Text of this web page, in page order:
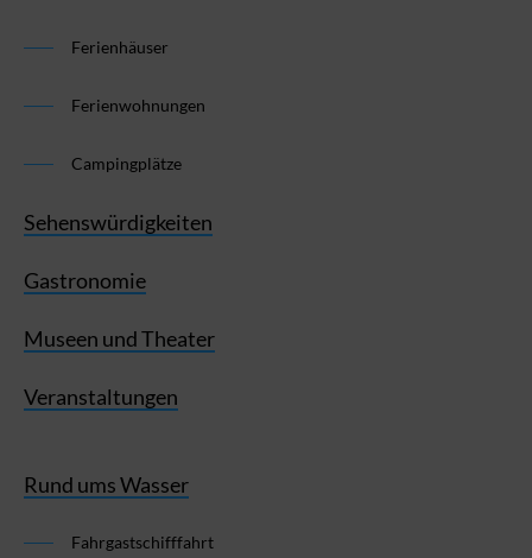
Ferienhäuser
Ferienwohnungen
Campingplätze
Sehenswürdigkeiten
Gastronomie
Museen und Theater
Veranstaltungen
Rund ums Wasser
Fahrgastschifffahrt